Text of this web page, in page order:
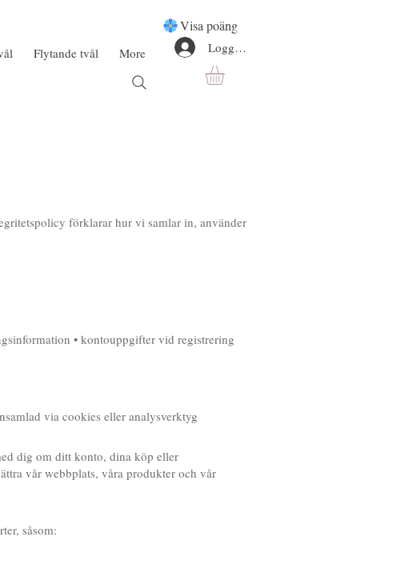
Flytande tvål More
Visa poäng
Logga in
förklarar hur vi samlar in, använder
• kontouppgifter vid registrering
via cookies eller analysverktyg
dig om ditt konto, dina köp eller
vår webbplats, våra produkter och vår
såsom: